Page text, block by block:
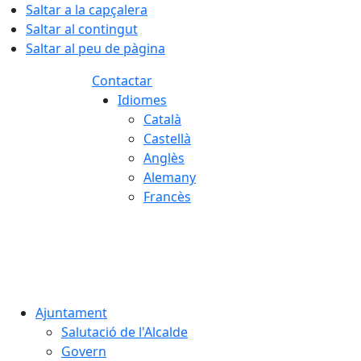
Saltar a la capçalera
Saltar al contingut
Saltar al peu de pàgina
Contactar
Idiomes
Català
Castellà
Anglès
Alemany
Francès
Ajuntament
Salutació de l'Alcalde
Govern